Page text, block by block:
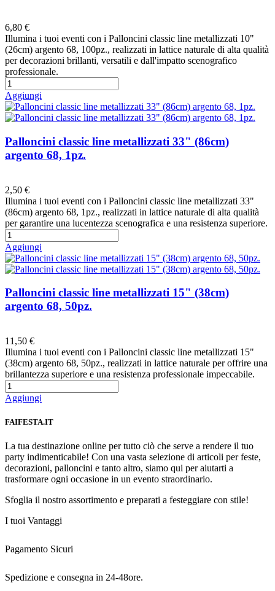
6,80 €
Illumina i tuoi eventi con i Palloncini classic line metallizzati 10"
(26cm) argento 68, 100pz., realizzati in lattice naturale di alta qualità
per decorazioni brillanti, versatili e dall'impatto scenografico
professionale.
Aggiungi
Palloncini classic line metallizzati 33" (86cm)
argento 68, 1pz.
2,50 €
Illumina i tuoi eventi con i Palloncini classic line metallizzati 33"
(86cm) argento 68, 1pz., realizzati in lattice naturale di alta qualità
per garantire una lucentezza scenografica e una resistenza superiore.
Aggiungi
Palloncini classic line metallizzati 15" (38cm)
argento 68, 50pz.
11,50 €
Illumina i tuoi eventi con i Palloncini classic line metallizzati 15"
(38cm) argento 68, 50pz., realizzati in lattice naturale per offrire una
brillantezza superiore e una resistenza professionale impeccabile.
Aggiungi
FAIFESTA.IT
La tua destinazione online per tutto ciò che serve a rendere il tuo
party indimenticabile! Con una vasta selezione di articoli per feste,
decorazioni, palloncini e tanto altro, siamo qui per aiutarti a
trasformare ogni occasione in un evento straordinario.
Sfoglia il nostro assortimento e preparati a festeggiare con stile!
I tuoi Vantaggi
Pagamento Sicuri
Spedizione e consegna in 24-48ore.